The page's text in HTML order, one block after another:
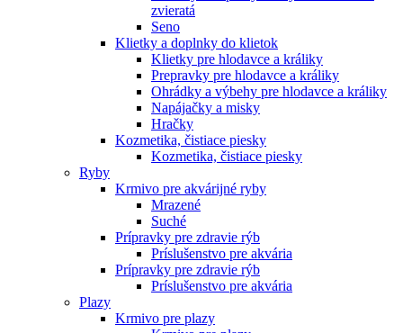
zvieratá
Seno
Klietky a doplnky do klietok
Klietky pre hlodavce a králiky
Prepravky pre hlodavce a králiky
Ohrádky a výbehy pre hlodavce a králiky
Napájačky a misky
Hračky
Kozmetika, čistiace piesky
Kozmetika, čistiace piesky
Ryby
Krmivo pre akvárijné ryby
Mrazené
Suché
Prípravky pre zdravie rýb
Príslušenstvo pre akvária
Prípravky pre zdravie rýb
Príslušenstvo pre akvária
Plazy
Krmivo pre plazy